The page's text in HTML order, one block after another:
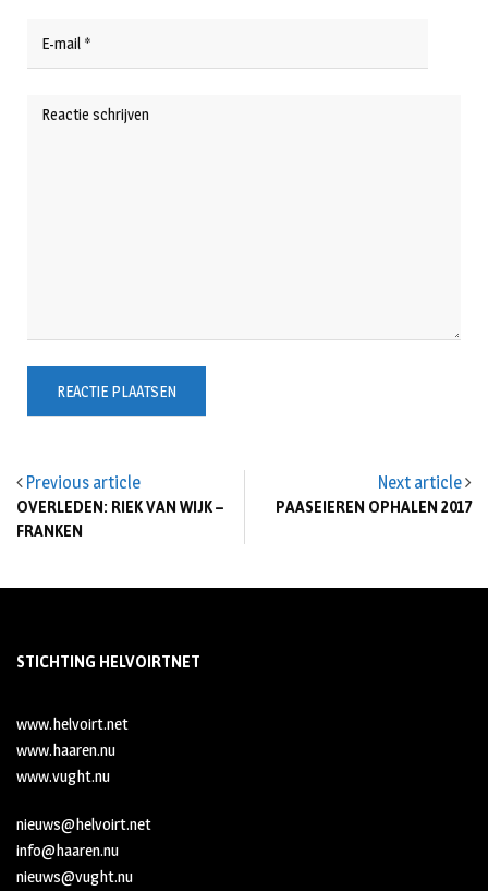
Previous article
OVERLEDEN: RIEK VAN WIJK –
FRANKEN
Next article
PAASEIEREN OPHALEN 2017
STICHTING HELVOIRTNET
www.helvoirt.net
www.haaren.nu
www.vught.nu
nieuws@helvoirt.net
info@haaren.nu
nieuws@vught.nu